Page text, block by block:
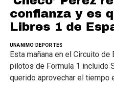
confianza y es
Libres 1 de
UNANIMO DEPORTES
Esta mañana en el Circuito de
pilotos de Formula 1 incluido
querido aprovechar el tiempo